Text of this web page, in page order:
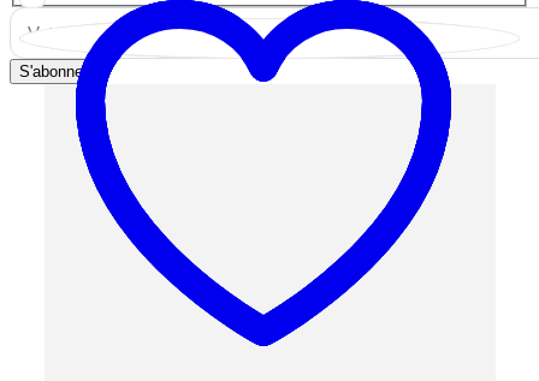
S'abonner